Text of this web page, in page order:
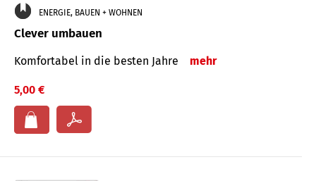
ENERGIE, BAUEN + WOHNEN
Clever umbauen
Komfortabel in die besten Jahre mehr
5,00 €